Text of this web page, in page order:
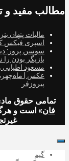
مطالب مفید و
مالیات پنهان
اسپری فیکس
سوسن پرور:
بازیگر بودن
مسعود اطیابی
عکس | ماه‌چهره
پیروزفر
تمامی حقوق
فان» است و
گیم